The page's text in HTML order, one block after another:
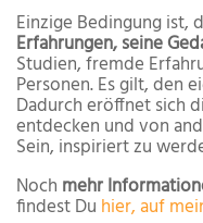
Einzige Bedingung ist,
Erfahrungen, seine
Studien, fremde
Personen. Es gilt, den
Dadurch eröffnet sich
entdecken und von
Sein, inspiriert zu
Noch mehr
findest Du hier, auf